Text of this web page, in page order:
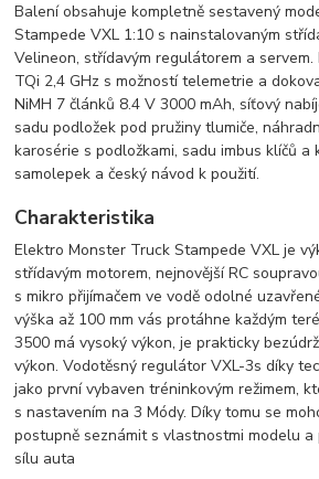
Balení obsahuje kompletně sestavený
Stampede VXL 1:10 s nainstalovaným
Velineon, střídavým regulátorem a servem.
TQi 2,4 GHz s možností telemetrie a
NiMH 7 článků 8.4 V 3000 mAh, síťový
sadu podložek pod pružiny tlumiče,
karosérie s podložkami, sadu imbus klíčů a
samolepek a český návod k použití.
Charakteristika
Elektro Monster Truck Stampede VXL je
střídavým motorem, nejnovější RC
s mikro přijímačem ve vodě odolné
výška až 100 mm vás protáhne každým
3500 má vysoký výkon, je prakticky
výkon. Vodotěsný regulátor VXL-3s díky
jako první vybaven tréninkovým režimem,
s nastavením na 3 Módy. Díky tomu se
postupně seznámit s vlastnostmi modelu
sílu auta